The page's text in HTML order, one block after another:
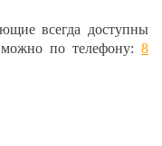
всегда доступны
можно по телефону: 8